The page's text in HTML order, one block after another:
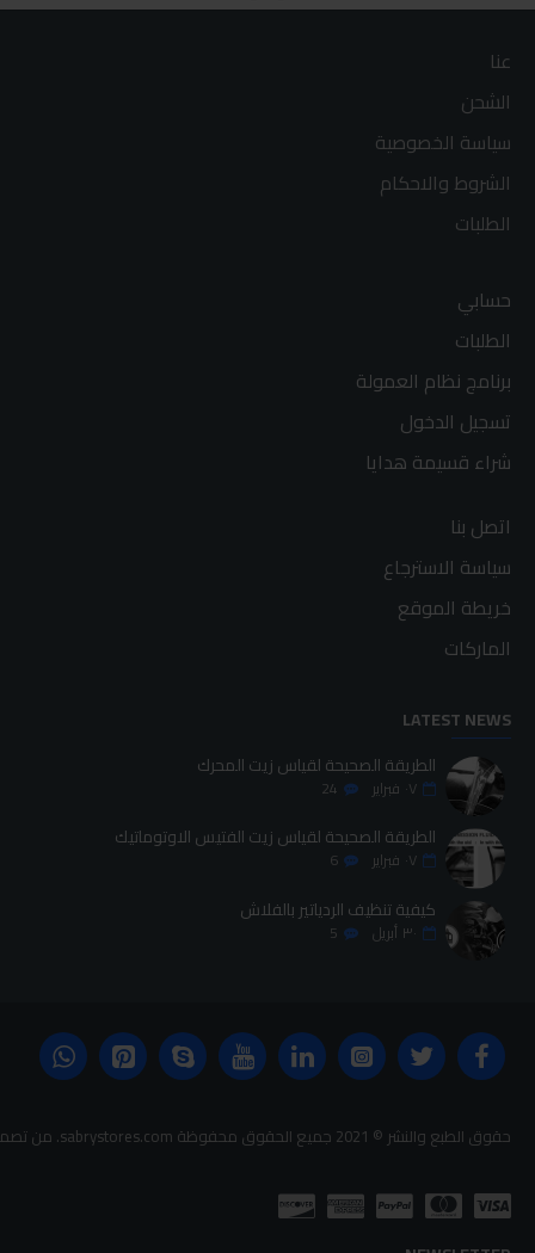
عنا
الشحن
سياسة الخصوصية
الشروط والاحكام
الطلبات
حسابي
الطلبات
برنامج نظام العمولة
تسجيل الدخول
شراء قسيمة هدايا
اتصل بنا
سياسة الاسترجاع
خريطة الموقع
الماركات
LATEST NEWS
الطريقة الصحيحة لقياس زيت المحرك
٠٧ فبراير 24
الطريقة الصحيحة لقياس زيت الفتيس الاوتوماتيك
٠٧ فبراير 6
كيفية تنظيف الردياتير بالفلاش
٣٠ أبريل 5
حقوق الطبع والنشر © 2021 جميع الحقوق محفوظة sabrystores.com. من تصميم-